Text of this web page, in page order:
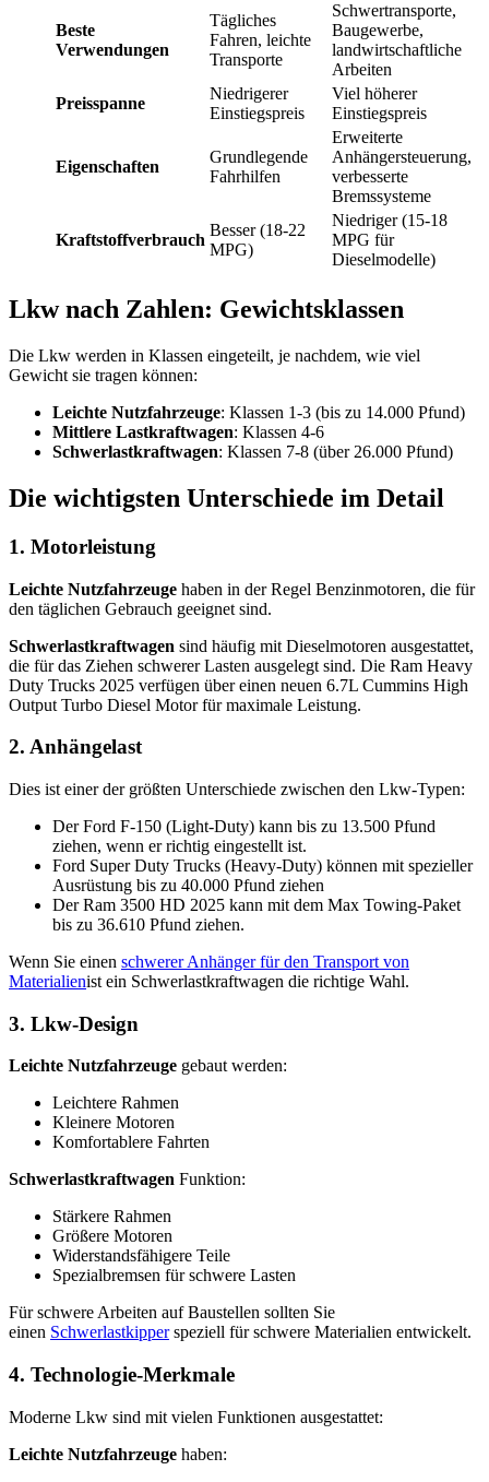
Beste
Verwendungen
Tägliches
Fahren, leichte
Transporte
Schwertransporte,
Baugewerbe,
landwirtschaftliche
Arbeiten
Preisspanne
Niedrigerer
Einstiegspreis
Viel höherer
Einstiegspreis
Eigenschaften
Grundlegende
Fahrhilfen
Erweiterte
Anhängersteuerung,
verbesserte
Bremssysteme
Kraftstoffverbrauch
Besser (18-22
MPG)
Niedriger (15-18
MPG für
Dieselmodelle)
Lkw nach Zahlen: Gewichtsklassen
Die Lkw werden in Klassen eingeteilt, je nachdem, wie viel
Gewicht sie tragen können:
Leichte Nutzfahrzeuge: Klassen 1-3 (bis zu 14.000 Pfund)
Mittlere Lastkraftwagen: Klassen 4-6
Schwerlastkraftwagen: Klassen 7-8 (über 26.000 Pfund)
Die wichtigsten Unterschiede im Detail
1. Motorleistung
Leichte Nutzfahrzeuge haben in der Regel Benzinmotoren, die für
den täglichen Gebrauch geeignet sind.
Schwerlastkraftwagen sind häufig mit Dieselmotoren ausgestattet,
die für das Ziehen schwerer Lasten ausgelegt sind. Die Ram Heavy
Duty Trucks 2025 verfügen über einen neuen 6.7L Cummins High
Output Turbo Diesel Motor für maximale Leistung.
2. Anhängelast
Dies ist einer der größten Unterschiede zwischen den Lkw-Typen:
Der Ford F-150 (Light-Duty) kann bis zu 13.500 Pfund
ziehen, wenn er richtig eingestellt ist.
Ford Super Duty Trucks (Heavy-Duty) können mit spezieller
Ausrüstung bis zu 40.000 Pfund ziehen
Der Ram 3500 HD 2025 kann mit dem Max Towing-Paket
bis zu 36.610 Pfund ziehen.
Wenn Sie einen schwerer Anhänger für den Transport von
Materialienist ein Schwerlastkraftwagen die richtige Wahl.
3. Lkw-Design
Leichte Nutzfahrzeuge gebaut werden:
Leichtere Rahmen
Kleinere Motoren
Komfortablere Fahrten
Schwerlastkraftwagen Funktion:
Stärkere Rahmen
Größere Motoren
Widerstandsfähigere Teile
Spezialbremsen für schwere Lasten
Für schwere Arbeiten auf Baustellen sollten Sie
einen Schwerlastkipperspeziell für schwere Materialien entwickelt.
4. Technologie-Merkmale
Moderne Lkw sind mit vielen Funktionen ausgestattet:
Leichte Nutzfahrzeuge haben: